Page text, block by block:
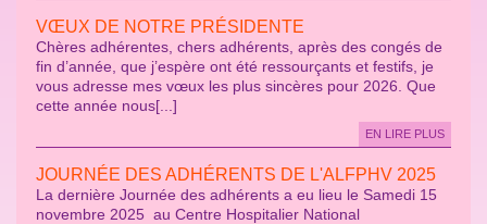
VŒUX DE NOTRE PRÉSIDENTE
Chères adhérentes, chers adhérents, après des congés de
fin d’année, que j’espère ont été ressourçants et festifs, je
vous adresse mes vœux les plus sincères pour 2026. Que
cette année nous[...]
EN LIRE PLUS
JOURNÉE DES ADHÉRENTS DE L'ALFPHV 2025
La dernière Journée des adhérents a eu lieu le Samedi 15
novembre 2025 au Centre Hospitalier National